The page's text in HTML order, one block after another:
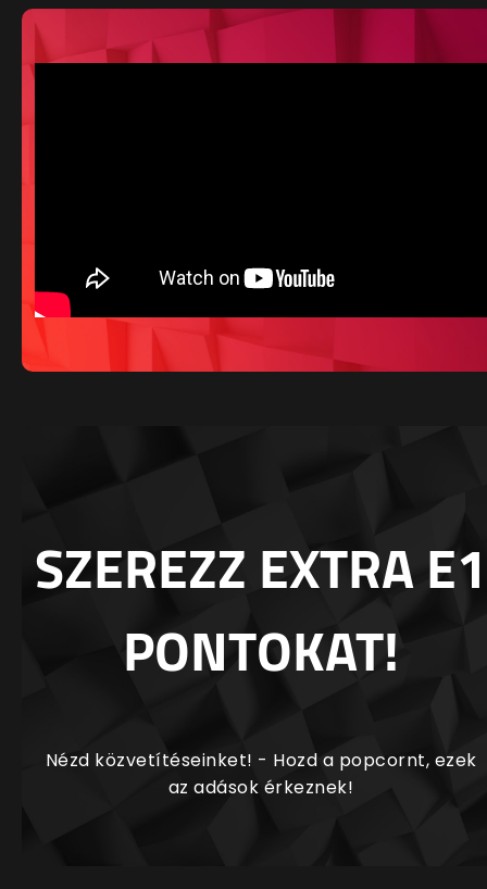
SZEREZZ EXTRA E1
PONTOKAT!
Nézd közvetítéseinket! - Hozd a popcornt, ezek
az adások érkeznek!